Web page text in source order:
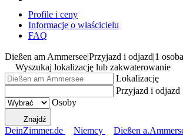
Profile i ceny
Informacje o właścicielu
FAQ
Dießen am Ammersee|Przyjazd i odjazd|1 osoba
Wyszukaj lokalizację lub zakwaterowanie
Lokalizację
Przyjazd i odjazd
Osoby
Znajdź
DeinZimmer.de Niemcy Dießen